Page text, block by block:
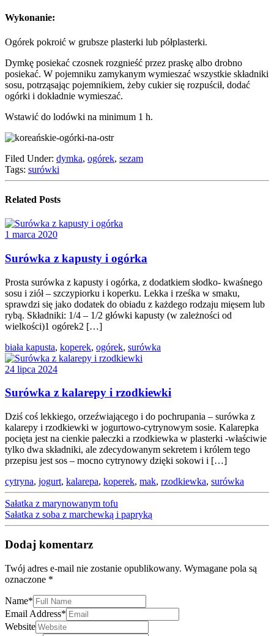
Wykonanie:
Ogórek pokroić w grubsze plasterki lub półplasterki.
Dymkę posiekać czosnek rozgnieść przez praskę albo drobno
posiekać. W pojemniku zamykanym wymieszać wszystkie składniki
sosu, potrząsając pojemnikiem, żeby cukier się rozpuścił, dodać
ogórki i dokładnie wymieszać.
Wstawić do lodówki na minimum 1 h.
Filed Under: dymka, ogórek, sezam
Tags: surówki
Related Posts
1 marca 2020
Surówka z kapusty i ogórka
Prosta surówka z kapusty i ogórka, z dodatkiem słodko- kwaśnego
sosu i ziół – szczypiorku i koperku. Lekka i rześka w smaku,
sprawdzi się jako dodatek do obiadu z każdego rodzaju mięsem lub
rybą. Składniki: 1/4 – 1/2 główki kapusty (w zależności od
wielkości)1 ogórek2 […]
biała kapusta, koperek, ogórek, surówka
24 lipca 2024
Surówka z kalarepy i rzodkiewki
Dziś coś lekkiego, orzeźwiającego i do pochrupania – surówka z
kalarepy i rzodkiewki w jogurtowo-cytrynowym sosie. Kalarepka
pocięta jest na cienkie pałeczki a rzodkiewka w plasterki -właściwie
tylko dwa składniki, ale zdecydowanym sekretem i królem tego
przepisu jest sos – mocno cytrynowy dzięki sokowi i […]
cytryna, jogurt, kalarepa, koperek, mak, rzodkiewka, surówka
Sałatka z marynowanym tofu
Sałatka z soba z marchewką i papryką
Dodaj komentarz
Twój adres e-mail nie zostanie opublikowany. Wymagane pola są
oznaczone *
Name*
Email Address*
Website